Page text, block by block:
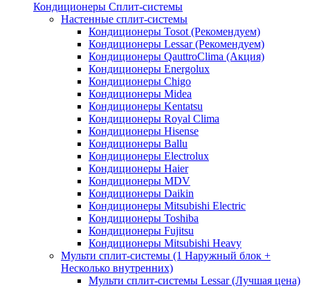
Кондиционеры Сплит-системы
Настенные сплит-системы
Кондиционеры Tosot (Рекомендуем)
Кондиционеры Lessar (Рекомендуем)
Кондиционеры QauttroClima (Акция)
Кондиционеры Energolux
Кондиционеры Chigo
Кондиционеры Midea
Кондиционеры Kentatsu
Кондиционеры Royal Clima
Кондиционеры Hisense
Кондиционеры Ballu
Кондиционеры Electrolux
Кондиционеры Haier
Кондиционеры MDV
Кондиционеры Daikin
Кондиционеры Mitsubishi Electric
Кондиционеры Toshiba
Кондиционеры Fujitsu
Кондиционеры Mitsubishi Heavy
Мульти сплит-системы (1 Наружный блок +
Несколько внутренних)
Мульти сплит-системы Lessar (Лучшая цена)